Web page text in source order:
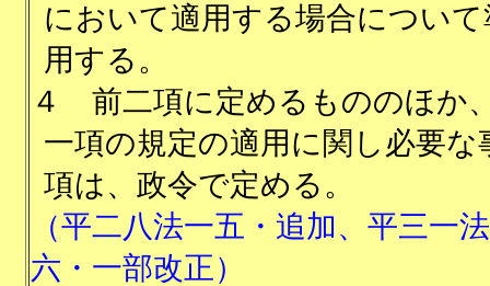
において適用する場合について
用する。
４
前二項に定めるもののほか
一項の規定の適用に関し必要な
項は、政令で定める。
（平二八法一五・追加、平三一法
六・一部改正）